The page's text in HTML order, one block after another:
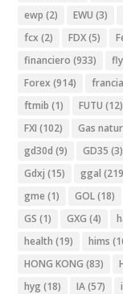
ewp (2) EWU (3)
fcx (2) FDX(5)
financiero (933) fly
Forex (914) francia
ftmib (1) FUTU (12)
FXI (102) Gas
gd30d (9) GD35 (3)
Gdxj (15) ggal
gme (1) GOL(18)
GS (1) GXG (4)
health (19) hims
HONG KONG (83)
hyg (18) IA(57)